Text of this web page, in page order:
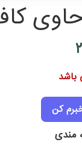
کافئین
باشد
کن
مندی